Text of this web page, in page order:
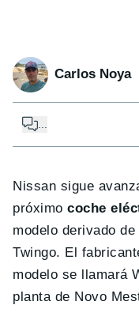
Carlos Noya
Nissan sigue
próximocoche
modelo derivado
Twingo. El
modelo se llamará
planta de Novo